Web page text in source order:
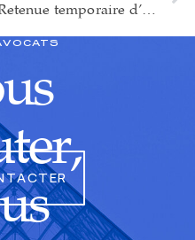
Retenue temporaire d’argent liquide